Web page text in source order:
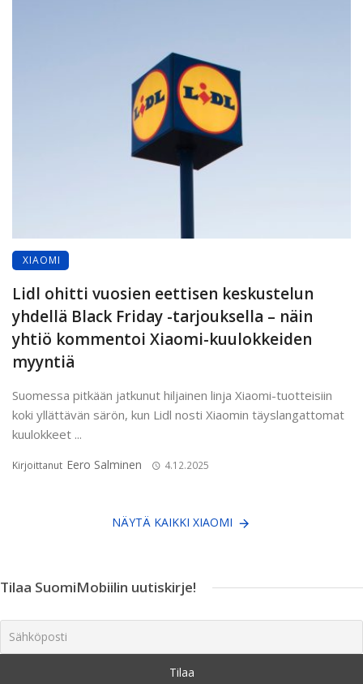
XIAOMI
Lidl ohitti vuosien eettisen keskustelun
yhdellä Black Friday -tarjouksella – näin
yhtiö kommentoi Xiaomi-kuulokkeiden
myyntiä
Suomessa pitkään jatkunut hiljainen linja Xiaomi-tuotteisiin
koki yllättävän särön, kun Lidl nosti Xiaomin täyslangattomat
kuulokkeet ...
Kirjoittanut Eero Salminen 4.12.2025
NÄYTÄ KAIKKI XIAOMI
Tilaa SuomiMobiilin uutiskirje!